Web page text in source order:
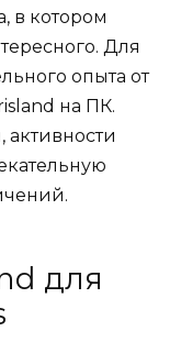
в котором
Для
опыта от
на ПК.
для